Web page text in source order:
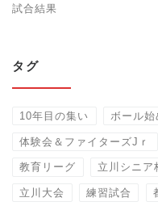
試合結果
タグ
10年目の集い ボール始
体験会＆ファイターズJｒ
教育リーグ 立川シニア
立川大会 練習試合